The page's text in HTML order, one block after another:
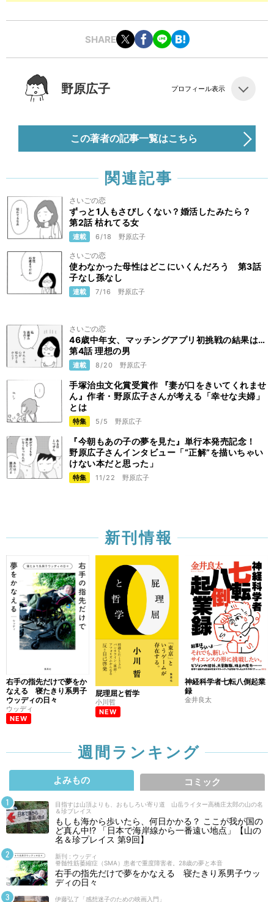
SHARE
野原広子 プロフィール表示
この著者の記事一覧はこちら
関連記事
さいごの恋
ずっと1人もさびしくない？婚活したみたら？
第2話 枯れてる女
連載 6/18 野原広子
さいごの恋
使わなかった母性はどこにいくんだろう 第3話
子なし孫なし
連載 7/16 野原広子
さいごの恋
46歳中年女、マッチングアプリ初挑戦の結果は…
第4話 理想の男
連載 8/20 野原広子
手塚治虫文化賞受賞作 『妻が口をきいてくれませ
ん』作者・野原広子さんが考える「幸せな夫婦」
とは
特集 5/5 野原広子
『今朝もあの子の夢を見た』単行本発売記念！
野原広子さんインタビュー「“正解”を描いちゃい
けない本だと思った」
特集 11/22 野原広子
新刊情報
右手の指先だけで夢をか
なえる 寝たきり系男子
ウッディの日々
ウッディ
NEW
屁理屈と哲学
小川哲
NEW
神経科学者七転八倒起業
録
金井良太
週間ランキング
よみもの コミック
目指すは山頂よりも、おもしろい寄り道 山岳ライター高橋庄太郎の山の名
＆珍プレイス
もしも海から歩いたら、何日かかる？ ここが我が国の
ど真ん中!? 「日本で海岸線から一番遠い地点」【山の
名＆珍プレイス 第9回】
新刊 : ウッディ
脊髄性筋萎縮症（SMA）患者で重度障害者。28歳の夢と本音
右手の指先だけで夢をかなえる 寝たきり系男子ウッ
ディの日々
伊藤弘了「感想迷子のための映画入門」